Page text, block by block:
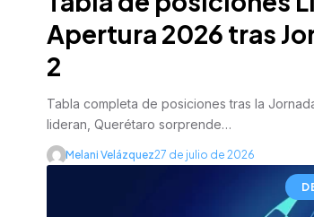
Apertura 2026 tras
2
Tabla completa de posiciones tras la
lideran, Querétaro sorprende…
Melani Velázquez27 de julio de 2026